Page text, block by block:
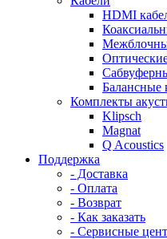
HDMI
Балансные
Комплекты
Klipsch
Magnat
Q Acoustics
Поддержка
- Доставка
- Оплата
- Возврат
- Как заказать
- Сервисные